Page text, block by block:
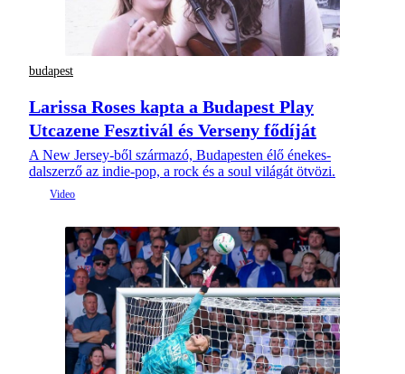
budapest
Larissa Roses kapta a Budapest Play
Utcazene Fesztivál és Verseny fődíját
A New Jersey-ből származó, Budapesten élő énekes-
dalszerző az indie-pop, a rock és a soul világát ötvözi.